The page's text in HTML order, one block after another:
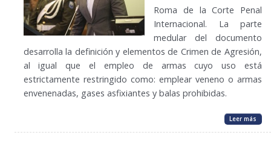
Roma de la Corte Penal
Internacional. La parte
medular del documento
desarrolla la definición y elementos de Crimen de Agresión,
al igual que el empleo de armas cuyo uso está
estrictamente restringido como: emplear veneno o armas
envenenadas, gases asfixiantes y balas prohibidas.
Leer más